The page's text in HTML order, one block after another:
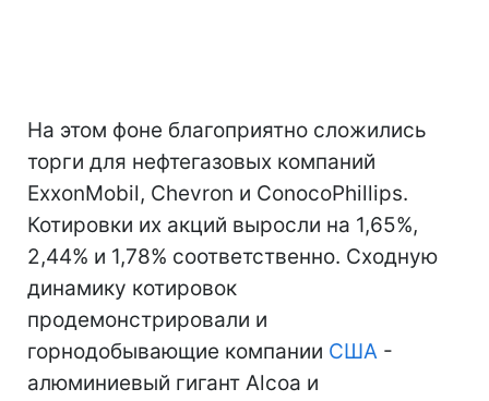
На этом фоне благоприятно сложились
торги для нефтегазовых компаний
ExxonMobil, Chevron и ConocoPhillips.
Котировки их акций выросли на 1,65%,
2,44% и 1,78% соответственно. Сходную
динамику котировок
продемонстрировали и
горнодобывающие компании США -
алюминиевый гигант Alcoa и